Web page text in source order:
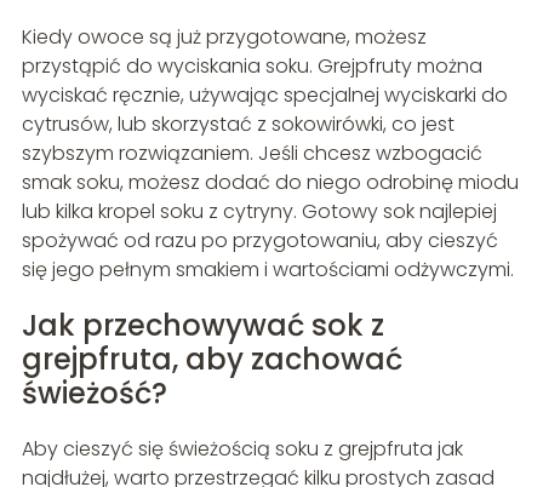
Kiedy owoce są już przygotowane, możesz
przystąpić do wyciskania soku. Grejpfruty można
wyciskać ręcznie, używając specjalnej wyciskarki do
cytrusów, lub skorzystać z sokowirówki, co jest
szybszym rozwiązaniem. Jeśli chcesz wzbogacić
smak soku, możesz dodać do niego odrobinę miodu
lub kilka kropel soku z cytryny. Gotowy sok najlepiej
spożywać od razu po przygotowaniu, aby cieszyć
się jego pełnym smakiem i wartościami odżywczymi.
Jak przechowywać sok z
grejpfruta, aby zachować
świeżość?
Aby cieszyć się świeżością soku z grejpfruta jak
najdłużej, warto przestrzegać kilku prostych zasad